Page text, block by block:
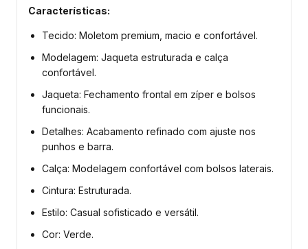
Características:
Tecido: Moletom premium, macio e confortável.
Modelagem: Jaqueta estruturada e calça
confortável.
Jaqueta: Fechamento frontal em zíper e bolsos
funcionais.
Detalhes: Acabamento refinado com ajuste nos
punhos e barra.
Calça: Modelagem confortável com bolsos laterais.
Cintura: Estruturada.
Estilo: Casual sofisticado e versátil.
Cor: Verde.